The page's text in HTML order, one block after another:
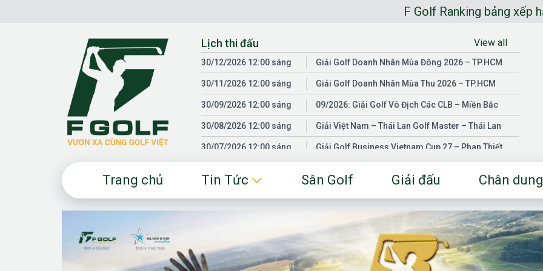
F Golf Ranking bảng xếp hạng
Lịch thi đấu View all
30/12/2026 12:00 sáng Giải Golf Doanh Nhân Mùa Đông 2026 – TP.HCM
30/11/2026 12:00 sáng Giải Golf Doanh Nhân Mùa Thu 2026 – TP.HCM
30/09/2026 12:00 sáng 09/2026: Giải Golf Vô Địch Các CLB – Miền Bắc
30/08/2026 12:00 sáng Giải Việt Nam – Thái Lan Golf Master – Thái Lan
30/07/2026 12:00 sáng Giải Golf Business Vietnam Cup 27 – Phan Thiết
30/01/2026 12:00 sáng
Fgolf Open Championship – Tây Ninh
18/04/2025 12:00 sáng Golf Business Vietnam Cup 25
Trang chủ Tin Tức Sân Golf Giải đấu Chân